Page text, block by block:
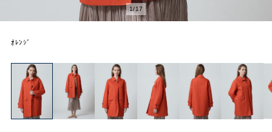
2/17
ｵﾚﾝｼﾞ